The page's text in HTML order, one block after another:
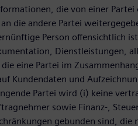
die von einer
die andere Partei
Person offensichtlich
Dienstleistungen,
eine Partei im
Kundendaten und
Partei wird (i) keine
sowie Finanz-,
gebunden sind,